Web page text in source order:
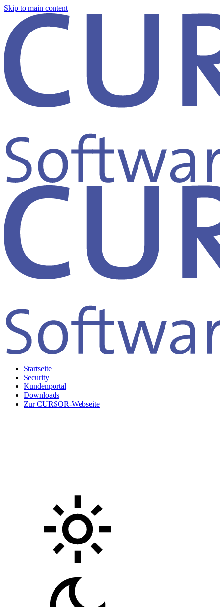
Skip to main content
Startseite
Security
Kundenportal
Downloads
Zur CURSOR-Webseite